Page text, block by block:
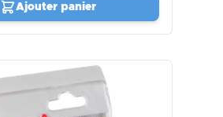
Ajouter panier